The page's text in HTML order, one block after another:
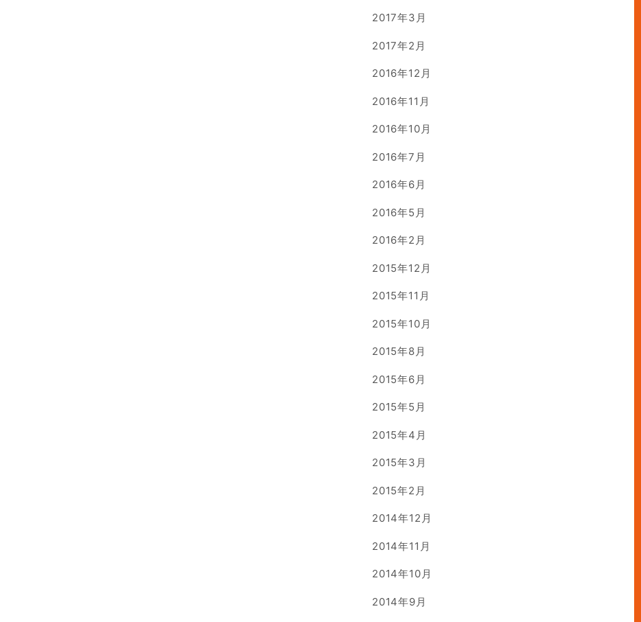
2017年3月
2017年2月
2016年12月
2016年11月
2016年10月
2016年7月
2016年6月
2016年5月
2016年2月
2015年12月
2015年11月
2015年10月
2015年8月
2015年6月
2015年5月
2015年4月
2015年3月
2015年2月
2014年12月
2014年11月
2014年10月
2014年9月